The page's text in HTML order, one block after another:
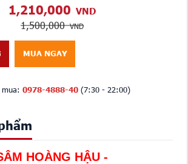
1,210,000 VND
1,500,000VND
MUA NGAY
0978-4888-40(7:30 - 22:00)
HOÀNG HẬU -